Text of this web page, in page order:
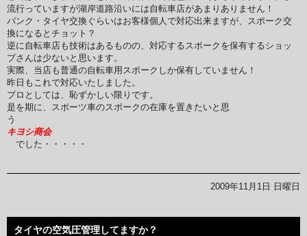
流行っていますが湖岸道路沿いには自転車店があまりありません！
パンク・タイヤ交換ぐらいはお客様個人で対応出来ますが、スポーク交
換になるとチョット？
逆に自転車店も技術はあるものの、対応するスポークを保有するショッ
プさんは少ないと思います。
実際、当店も普通の自転車用スポークしか保有していません！
昨日もこれで対応いたしました。
プロとしては、恥ずかしい限りです。
是を期に、スポーツ車のスポークの在庫を置きたいと思
う
キヨシ商会
でした・・・・・
2009年11月1日 日曜日
タイヤの空気圧管理してますか？